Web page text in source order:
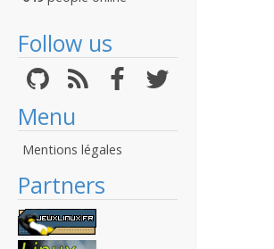
Follow us
Menu
Mentions légales
Partners